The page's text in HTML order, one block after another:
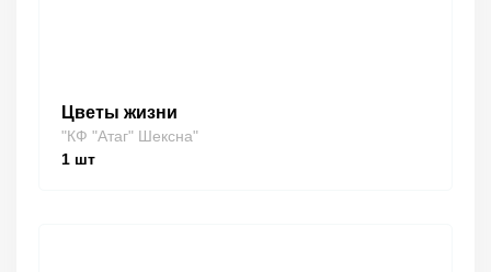
Цветы жизни
"КФ "Атаг" Шексна"
1 шт